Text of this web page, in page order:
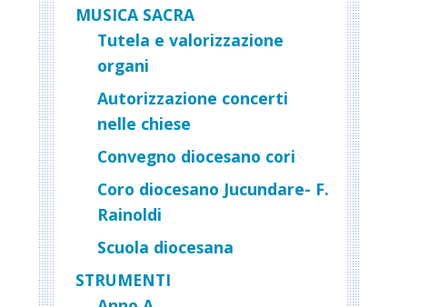
MUSICA SACRA
Tutela e valorizzazione
organi
Autorizzazione concerti
nelle chiese
Convegno diocesano cori
Coro diocesano Jucundare- F.
Rainoldi
Scuola diocesana
STRUMENTI